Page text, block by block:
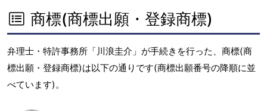
商標(商標出願・登録商標)
弁理士・特許事務所「川浪圭介」が手続きを行った、商標(商
標出願・登録商標)は以下の通りです(商標出願番号の降順に並
べています)。